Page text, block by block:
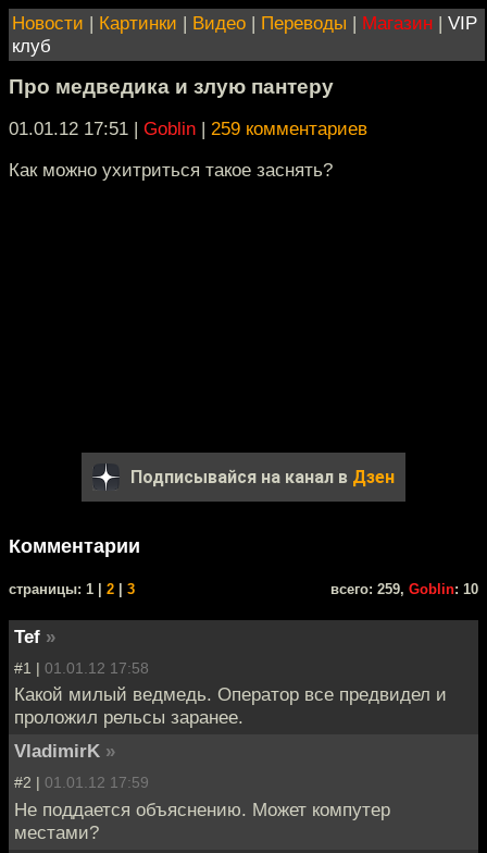
Новости | Картинки | Видео | Переводы | Магазин | VIP
клуб
Про медведика и злую пантеру
01.01.12 17:51 | Goblin | 259 комментариев
Как можно ухитриться такое заснять?
Подписывайся на канал в Дзен
Комментарии
cтраницы: 1 | 2 3 всего: 259, Goblin: 10
Tef »
#1 | 01.01.12 17:58
Какой милый ведмедь. Оператор все предвидел и
проложил рельсы заранее.
VladimirK »
#2 | 01.01.12 17:59
Не поддается объяснению. Может компутер
местами?